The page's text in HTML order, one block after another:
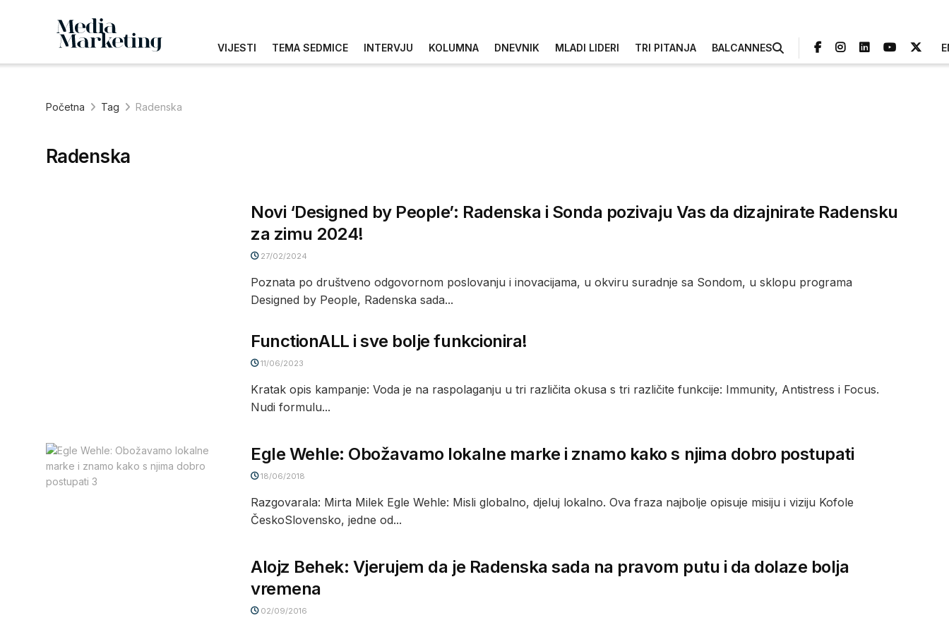
VIJESTI TEMA SEDMICE INTERVJU KOLUMNA DNEVNIK MLADI LIDERI TRI PITANJA BALCANNES
Početna Tag Radenska
Radenska
Novi ‘Designed by People’: Radenska i Sonda pozivaju Vas da dizajnirate Radensku
za zimu 2024!
27/02/2024
Poznata po društveno odgovornom poslovanju i inovacijama, u okviru suradnje sa Sondom, u sklopu programa
Designed by People, Radenska sada...
FunctionALL i sve bolje funkcionira!
11/06/2023
Kratak opis kampanje: Voda je na raspolaganju u tri različita okusa s tri različite funkcije: Immunity, Antistress i Focus.
Nudi formulu...
Egle Wehle: Obožavamo lokalne marke i znamo kako s njima dobro postupati
18/06/2018
Razgovarala: Mirta Milek Egle Wehle: Misli globalno, djeluj lokalno. Ova fraza najbolje opisuje misiju i viziju Kofole
ČeskoSlovensko, jedne od...
Alojz Behek: Vjerujem da je Radenska sada na pravom putu i da dolaze bolja
vremena
02/09/2016